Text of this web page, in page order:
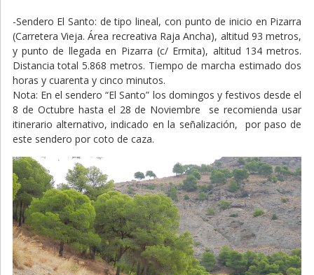
-Sendero El Santo: de tipo lineal, con punto de inicio en Pizarra
(Carretera Vieja. Área recreativa Raja Ancha), altitud 93 metros,
y punto de llegada en Pizarra (c/ Ermita), altitud 134 metros.
Distancia total 5.868 metros. Tiempo de marcha estimado dos
horas y cuarenta y cinco minutos.
Nota: En el sendero “El Santo” los domingos y festivos desde el
8 de Octubre hasta el 28 de Noviembre se recomienda usar
itinerario alternativo, indicado en la señalización, por paso de
este sendero por coto de caza.